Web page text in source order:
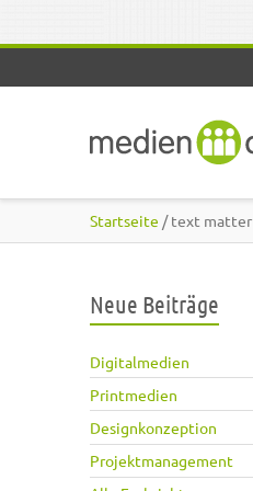
Startseite / text matter
Neue Beiträge
Digitalmedien
Printmedien
Designkonzeption
Projektmanagement